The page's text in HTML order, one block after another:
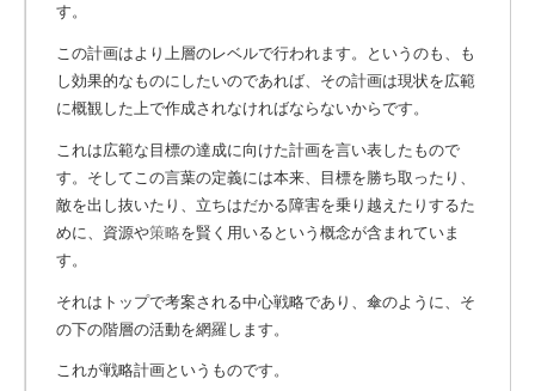
す。
この計画はより上層のレベルで行われます。というのも、も
し効果的なものにしたいのであれば、その計画は現状を広範
に概観した上で作成されなければならないからです。
これは広範な目標の達成に向けた計画を言い表したもので
す。そしてこの言葉の定義には本来、目標を勝ち取ったり、
敵を出し抜いたり、立ちはだかる障害を乗り越えたりするた
めに、資源や策略を賢く用いるという概念が含まれていま
す。
それはトップで考案される中心戦略であり、傘のように、そ
の下の階層の活動を網羅します。
これが戦略計画というものです。